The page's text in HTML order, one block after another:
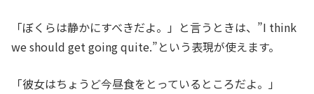
「ぼくらは静かにすべきだよ。」と言うときは、”I think
we should get going quite.”という表現が使えます。
「彼女はちょうど今昼食をとっているところだよ。」